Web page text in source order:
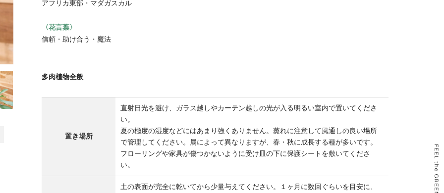
アフリカ東部・マダガスカル
〈花言葉〉
信頼・助け合う・魔法
多肉植物全般
置き場所
直射日光を避け、ガラス越しやカーテン越しの光が入る明るい室内で置いてくださ
い。
夏の極度の湿度などにはあまり強くありません。蒸れに注意して風通しの良い場所
で管理してください。属によって異なりますが、春・秋に成長する種が多いです。
フローリングや家具が傷つかないように受け皿の下に保護シートを敷いてくださ
い。
土の表面が完全に乾いてから少量与えてください。１ヶ月に数回ぐらいを目安に、